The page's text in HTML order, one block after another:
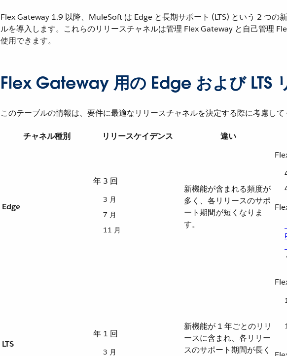
Flex Gateway 1.9 以降、MuleSoft は Edge と長期サポート (LTS) という 2 つの
ルを導入します。これらのリリースチャネルは管理 Flex Gateway と自己管理
使用できます。
Flex Gateway 用の Edge および LTS
このテーブルの情報は、要件に最適なリリースチャネルを決定する際に考慮して
チャネル種別 リリースケイデンス 違い
Edge
年 3 回
3 月
7 月
11 月
新機能が含まれる頻度が
多く、各リリースのサポ
ート期間が短くなりま
す。
LTS
年 1 回
3 月
新機能が 1 年ごとのリリ
ースに含まれ、各リリー
スのサポート期間が長く